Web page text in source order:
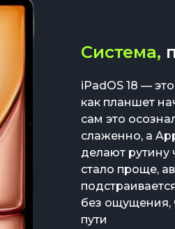
Система,
iPadOS 18 —
как планшет
сам это
слаженно, а
делают рутину
стало проще,
без ощущения,
пути